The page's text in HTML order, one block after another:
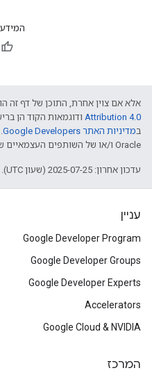
אלא אם צוין אחרת, התוכן של דף זה
Attribution 4.0 ודוגמאות הקוד הן
במדיניות האתר Google Developers‏
Oracle ו/או של השותפים העצמאיים שלה.
עדכון אחרון: 2025-07-25 (שעון UTC).
עניין
Google Developer Program
Google Developer Groups
Google Developer Experts
Accelerators
Google Cloud & NVIDIA
המרכז